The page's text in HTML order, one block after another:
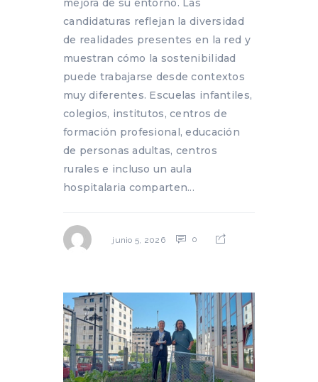
mejora de su entorno. Las
candidaturas reflejan la diversidad
de realidades presentes en la red y
muestran cómo la sostenibilidad
puede trabajarse desde contextos
muy diferentes. Escuelas infantiles,
colegios, institutos, centros de
formación profesional, educación
de personas adultas, centros
rurales e incluso un aula
hospitalaria comparten...
junio 5, 2026 0